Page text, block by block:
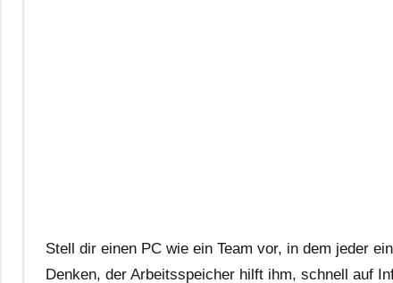
Stell dir einen PC wie ein Team vor, in dem jeder
Denken, der Arbeitsspeicher hilft ihm, schnell auf